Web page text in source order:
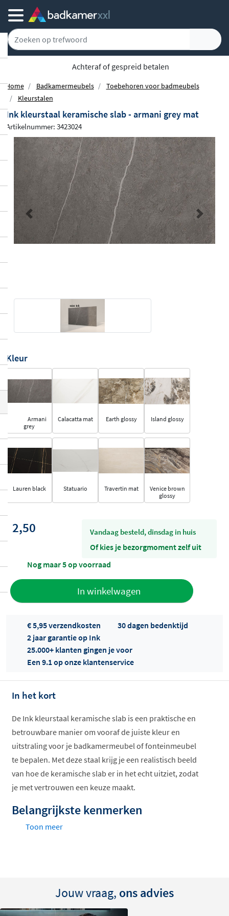
Achteraf of gespreid betalen
Home Badkamermeubels
Toebehoren voor badmeubels
Kleurstalen
Ink kleurstaal keramische slab - armani grey mat
Artikelnummer: 3423024
Previous Next
Kleur
Armani
grey
Calacatta mat Earth glossy Island glossy
Lauren black Statuario Travertin mat
Venice brown
glossy
2,50 vandaag besteld, dinsdag in huis
Of kies je bezorgmoment zelf uit
Nog maar 5 op voorraad
In winkelwagen
Offertes
€ 5,95 verzendkosten
30 dagen bedenktijd
2 jaar garantie op Ink
25.000+ klanten gingen je voor
Een 9.1 op onze klantenservice
In het kort
De Ink kleurstaal keramische slab is een praktische en
betrouwbare manier om vooraf de juiste kleur en
uitstraling voor je badkamermeubel of fonteinmeubel
te bepalen. Met deze staal krijg je een realistisch beeld
van hoe de keramische slab er in het echt uitziet, zodat
je met vertrouwen een keuze maakt.
Belangrijkste kenmerken
Geeft een realistische indruk van materiaal en
afwerking
Toon meer
Jouw vraag, ons advies